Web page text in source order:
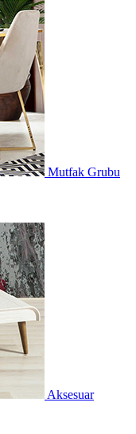
Mutfak Grubu
Aksesuar